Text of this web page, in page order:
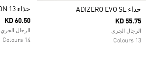
حذاء ADIZERO EVO SL
KD 55.75
الرجال الجري
13 Colours
حذاء ADIZERO BOSTON 13
KD 60.50
الرجال الجري
14 Colours